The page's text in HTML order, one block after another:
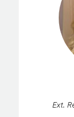
Ext.